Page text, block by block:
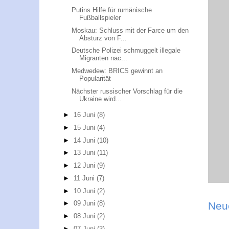
Putins Hilfe für rumänische
Fußballspieler
Moskau: Schluss mit der Farce um den
Absturz von F...
Deutsche Polizei schmuggelt illegale
Migranten nac...
Medwedew: BRICS gewinnt an
Popularität
Nächster russischer Vorschlag für die
Ukraine wird...
► 16 Juni(8)
► 15 Juni(4)
► 14 Juni(10)
► 13 Juni(11)
► 12 Juni(9)
► 11 Juni(7)
► 10 Juni(2)
►09 Juni(8)
►08 Juni(2)